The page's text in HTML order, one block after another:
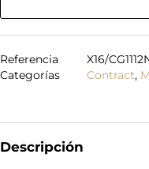
Referencia
X16/
Categorías
Contract,
Descripción